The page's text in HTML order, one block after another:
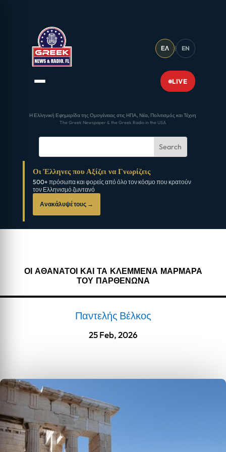
ΕΛ | EN
LIVE
Η Ελληνική Εφημερίδα της Ομογένειας στις ΗΠΑ, Νέα, Πολιτισμός και Τέχνη
The Greek Newspaper & the Greek Radio in the USA
Οι Έλληνες που Αξίζει να Γνωρίζεις
500+ πρόσωπα και φορείς από όλο τον κόσμο που κρατούν
τον Ελληνισμό ζωντανό
Ανακάλυψέ τους →
ΟΙ ΑΘΑΝΑΤΟΙ ΚΑΙ ΤΑ ΚΛΕΜΜΕΝΑ ΜΑΡΜΑΡΑ
ΤΟΥ ΠΑΡΘΕΝΩΝΑ
Παντελής Βέλκος
25 Feb, 2026